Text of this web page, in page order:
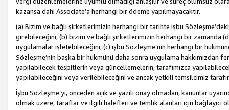
kazansa dahi Associate’a herhangi bir ödeme yapılmayacaktır.
(a) Bizim ve bağlı şirketlerimizin herhangi bir tarihte işbu
girebileceğini, (b) bizim ve bağlı şirketlerimizin herhangi bir zamanda
uygulamalar işletebileceğini, (c) işbu Sözleşme’nin herhangi bir
Sözleşme’nin başka bir hükmünü daha sonra uygulama hakkımızdan
yapılabilecek tespitlerin veya güncellemelerin, tarafımızca
yapılabileceğini veya verilebileceğini ve ancak yetkili temsilcimiz
İşbu Sözleşme’yi, önceden açık ve yazılı onay olmadan, kanunlar
olmak üzere, taraflar ve ilgili halefleri ve temlik alanları için bağlayıcı